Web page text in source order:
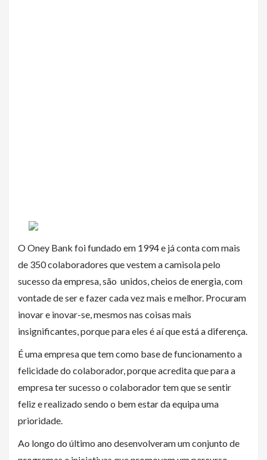
O Oney Bank foi fundado em 1994 e já conta com mais
de 350 colaboradores que vestem a camisola pelo
sucesso da empresa, são unidos, cheios de energia, com
vontade de ser e fazer cada vez mais e melhor. Procuram
inovar e inovar-se, mesmos nas coisas mais
insignificantes, porque para eles é aí que está a diferença.
É uma empresa que tem como base de funcionamento a
felicidade do colaborador, porque acredita que para a
empresa ter sucesso o colaborador tem que se sentir
feliz e realizado sendo o bem estar da equipa uma
prioridade.
Ao longo do último ano desenvolveram um conjunto de